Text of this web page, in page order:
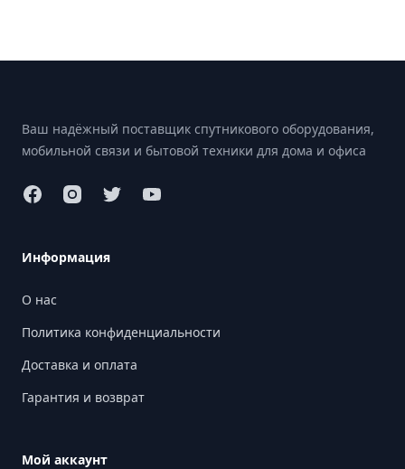
Ваш надёжный поставщик спутникового оборудования,
мобильной связи и бытовой техники для дома и офиса
Информация
О нас
Политика конфиденциальности
Доставка и оплата
Гарантия и возврат
Мой аккаунт